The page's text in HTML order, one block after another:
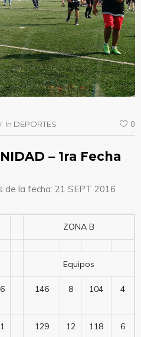
In DEPORTES 0
– 1ra Fecha
de la fecha: 21 SEPT 2016
ZONA B
Equipos
6 146 8 104 4
1 129 12 118 6